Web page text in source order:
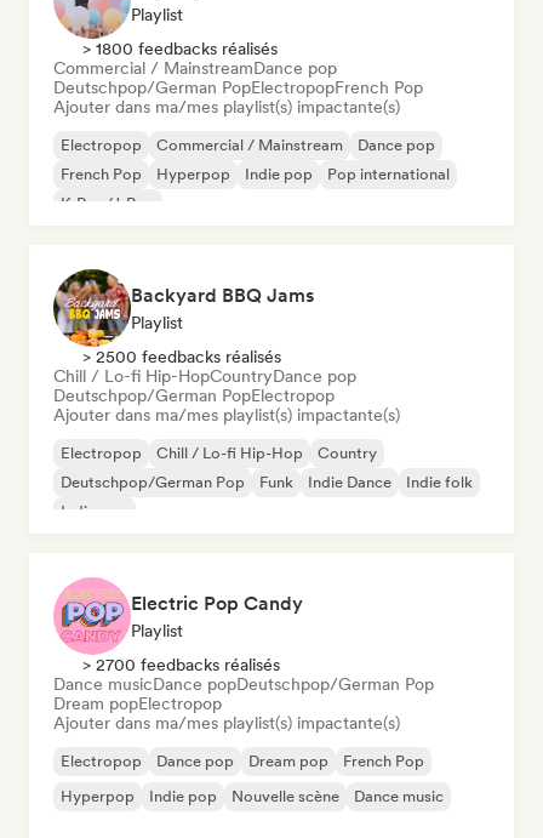
Playlist
> 1800 feedbacks réalisés
Commercial / MainstreamDance pop
Deutschpop/German PopElectropopFrench Pop
Ajouter dans ma/mes playlist(s) impactante(s)
Electropop Commercial / Mainstream
Dance pop
French Pop
Hyperpop Indie pop
Pop international
K-Pop/J-Pop
Backyard BBQ Jams
Playlist
> 2500 feedbacks réalisés
Chill / Lo-fi Hip-HopCountryDance pop
Deutschpop/German PopElectropop
Ajouter dans ma/mes playlist(s) impactante(s)
Electropop Chill / Lo-fi Hip-Hop
Country
Deutschpop/German Pop
Funk Indie Dance
Indie folk
Indie pop
Electric Pop Candy
Playlist
> 2700 feedbacks réalisés
Dance musicDance popDeutschpop/German Pop
Dream popElectropop
Ajouter dans ma/mes playlist(s) impactante(s)
Electropop Dance pop Dream pop
French Pop
Hyperpop
Indie pop Nouvelle scène Dance music